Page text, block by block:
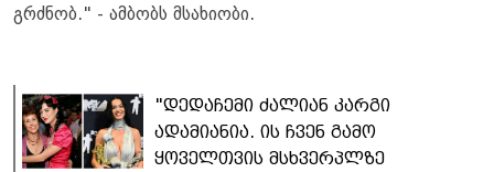
გრძნობ." - ამბობს მსახიობი.
"დედაჩემი ძალიან კარგი
ადამიანია. ის ჩვენ გამო
ყოველთვის მსხვერპლზე